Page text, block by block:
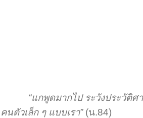
“แกพูดมากไป ระวังประวัติศาสต
คนตัวเล็ก ๆ แบบเรา”(น.84)